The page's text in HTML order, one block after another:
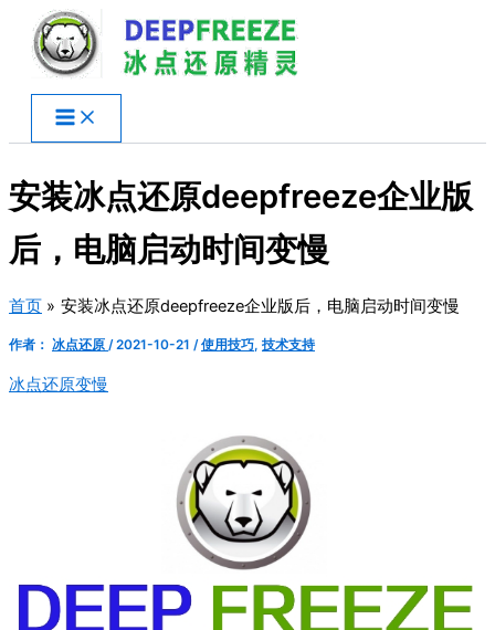
安装冰点还原deepfreeze企业版
后，电脑启动时间变慢
首页 安装冰点还原deepfreeze企业版后，电脑启动时间变慢
作者： 冰点还原 /2021-10-21 /使用技巧, 技术支持
冰点还原变慢